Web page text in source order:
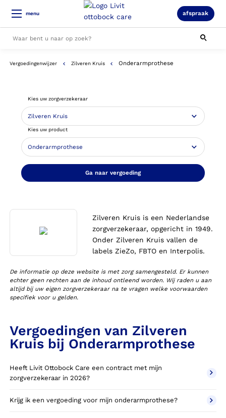
menu afspraak
Alle resultaten
Vergoedingenwijzer Zilveren Kruis Onderarmprothese
Kies uw zorgverzekeraar
Kies uw product
Ga naar vergoeding
Zilveren Kruis is een Nederlandse
zorgverzekeraar, opgericht in 1949.
Onder Zilveren Kruis vallen de
labels ZieZo, FBTO en Interpolis.
De informatie op deze website is met zorg samengesteld. Er kunnen
echter geen rechten aan de inhoud ontleend worden. Wij raden u aan
altijd bij uw eigen zorgverzekeraar na te vragen welke voorwaarden
specifiek voor u gelden.
Vergoedingen van Zilveren
Kruis bij Onderarmprothese
Heeft Livit Ottobock Care een contract met mijn
zorgverzekeraar in 2026?
Krijg ik een vergoeding voor mijn onderarmprothese?